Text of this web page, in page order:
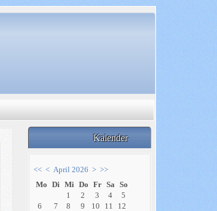
Kalender
<< < April 2026 > >>
Mo Di Mi Do Fr Sa So
1
2 3 4
5
6
7 8 9 10 11
12